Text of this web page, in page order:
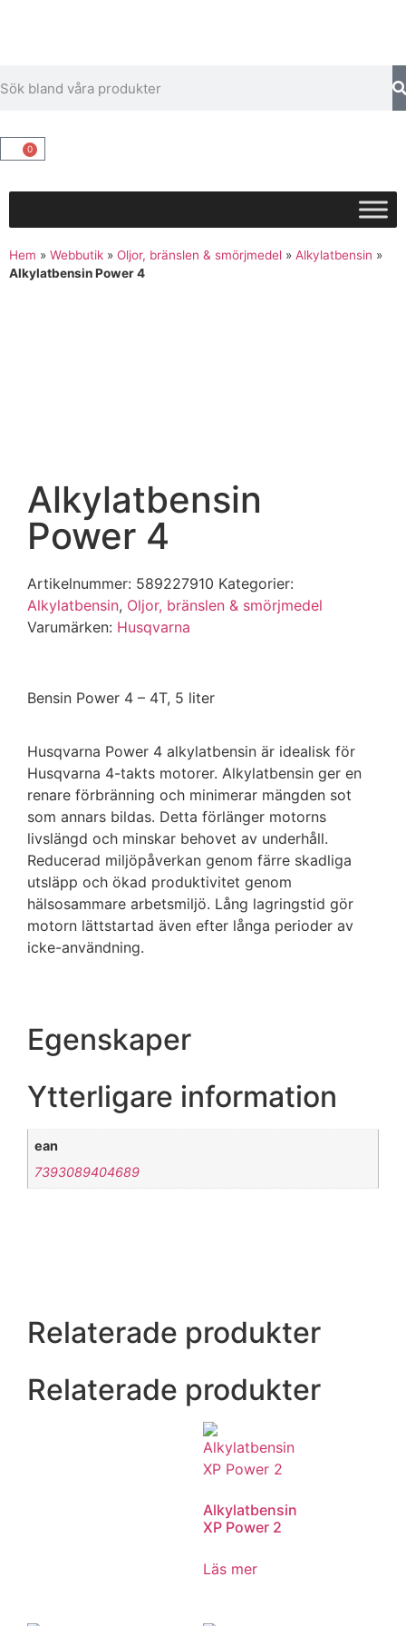
0
Hem » Webbutik » Oljor, bränslen & smörjmedel » Alkylatbensin »
Alkylatbensin Power 4
Alkylatbensin
Power 4
Artikelnummer: 589227910 Kategorier:
Alkylatbensin, Oljor, bränslen & smörjmedel
Varumärken: Husqvarna
Bensin Power 4 – 4T, 5 liter
Husqvarna Power 4 alkylatbensin är idealisk för
Husqvarna 4-takts motorer. Alkylatbensin ger en
renare förbränning och minimerar mängden sot
som annars bildas. Detta förlänger motorns
livslängd och minskar behovet av underhåll.
Reducerad miljöpåverkan genom färre skadliga
utsläpp och ökad produktivitet genom
hälsosammare arbetsmiljö. Lång lagringstid gör
motorn lättstartad även efter långa perioder av
icke-användning.
Egenskaper
Ytterligare information
ean
7393089404689
Relaterade produkter
Relaterade produkter
Alkylatbensin
XP Power 2
Läs mer